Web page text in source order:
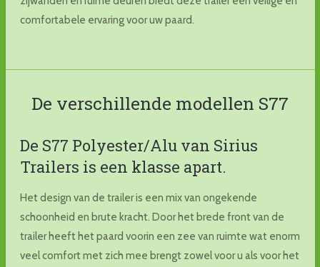
comfortabele ervaring voor uw paard.
De verschillende modellen S77
De S77 Polyester/Alu van Sirius
Trailers is een klasse apart.
Het design van de trailer is een mix van ongekende
schoonheid en brute kracht. Door het brede front van de
trailer heeft het paard voorin een zee van ruimte wat enorm
veel comfort met zich mee brengt zowel voor u als voor het